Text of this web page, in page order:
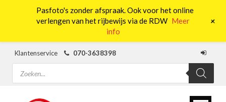
Klantenservice
070-3638398
Producten
zoeken
Pasfoto's zonder afspraak. Ook voor het online
verlengen van het rijbewijs via de RDW Meer
info
+